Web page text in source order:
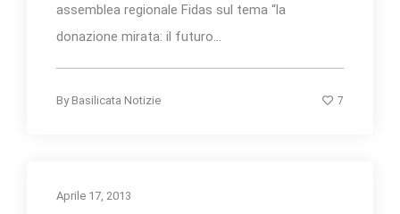
assemblea regionale Fidas sul tema “la
donazione mirata: il futuro...
By Basilicata Notizie 7
Aprile 17, 2013